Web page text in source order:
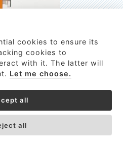
(NEMS) FTIR analyzátor
cookies to ensure its
cookies to
with it. The latter will
Let me choose.
all
all